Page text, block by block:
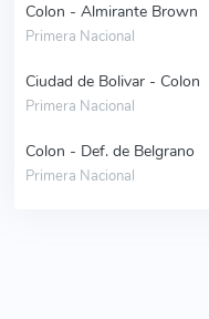
Colon - Almirante Brown
Primera Nacional
Ciudad de Bolivar - Colon
Primera Nacional
Colon - Def. de Belgrano
Primera Nacional